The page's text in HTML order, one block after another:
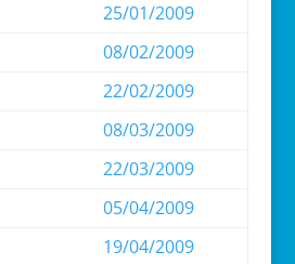
25/01/2009
08/02/2009
22/02/2009
08/03/2009
22/03/2009
05/04/2009
19/04/2009